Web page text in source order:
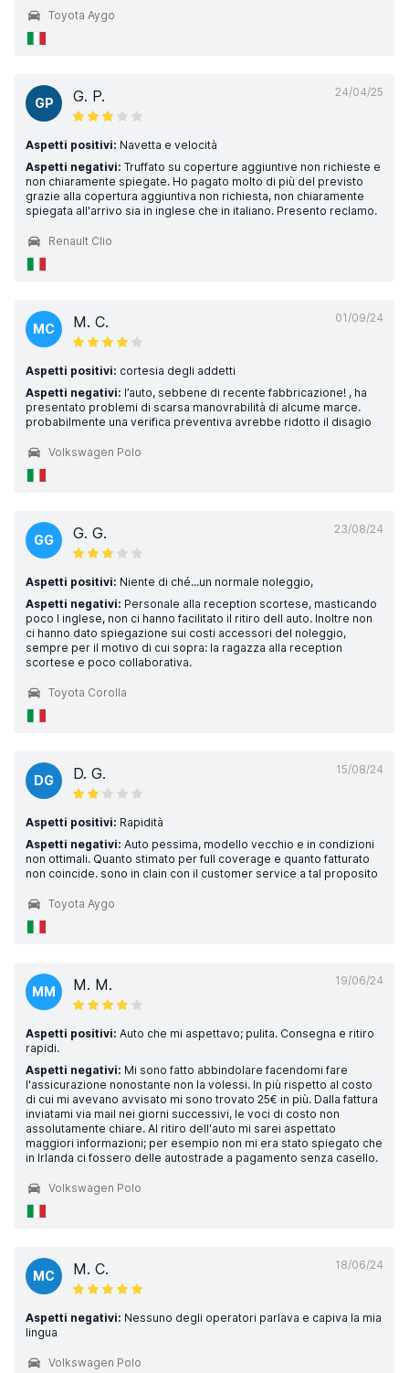
Toyota Aygo
24/04/25
GP G. P.
Aspetti positivi: Navetta e velocità
Aspetti negativi: Truffato su coperture aggiuntive non richieste e
non chiaramente spiegate. Ho pagato molto di più del previsto
grazie alla copertura aggiuntiva non richiesta, non chiaramente
spiegata all'arrivo sia in inglese che in italiano. Presento reclamo.
Renault Clio
01/09/24
MC M. C.
Aspetti positivi: cortesia degli addetti
Aspetti negativi: l’auto, sebbene di recente fabbricazione! , ha
presentato problemi di scarsa manovrabilità di alcume marce.
probabilmente una verifica preventiva avrebbe ridotto il disagio
Volkswagen Polo
23/08/24
GG G. G.
Aspetti positivi: Niente di ché...un normale noleggio,
Aspetti negativi: Personale alla reception scortese, masticando
poco l inglese, non ci hanno facilitato il ritiro dell auto. Inoltre non
ci hanno dato spiegazione sui costi accessori del noleggio,
sempre per il motivo di cui sopra: la ragazza alla reception
scortese e poco collaborativa.
Toyota Corolla
15/08/24
DG D. G.
Aspetti positivi: Rapidità
Aspetti negativi: Auto pessima, modello vecchio e in condizioni
non ottimali. Quanto stimato per full coverage e quanto fatturato
non coincide. sono in clain con il customer service a tal proposito
Toyota Aygo
19/06/24
MM M. M.
Aspetti positivi: Auto che mi aspettavo; pulita. Consegna e ritiro
rapidi.
Aspetti negativi: Mi sono fatto abbindolare facendomi fare
l'assicurazione nonostante non la volessi. In più rispetto al costo
di cui mi avevano avvisato mi sono trovato 25€ in più. Dalla fattura
inviatami via mail nei giorni successivi, le voci di costo non
assolutamente chiare. Al ritiro dell'auto mi sarei aspettato
maggiori informazioni; per esempio non mi era stato spiegato che
in Irlanda ci fossero delle autostrade a pagamento senza casello.
Volkswagen Polo
18/06/24
MC M. C.
Aspetti negativi: Nessuno degli operatori parlava e capiva la mia
lingua
Volkswagen Polo